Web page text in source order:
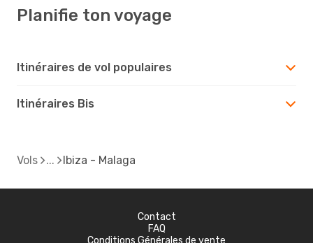
Planifie ton voyage
Itinéraires de vol populaires
Itinéraires Bis
Vols Ibiza - Malaga
Contact
FAQ
Conditions Générales de vente